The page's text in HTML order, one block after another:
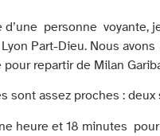
d’une personne voyante,
Lyon Part-Dieu. Nous
pour repartir de Milan
sont assez proches :
heure et 18 minutes